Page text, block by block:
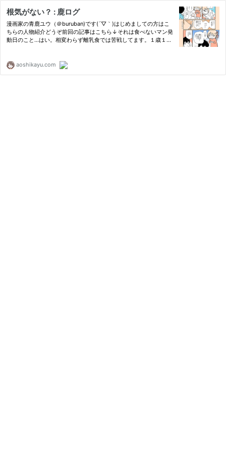
根気がない？ : 鹿ログ
漫画家の青鹿ユウ（＠buruban)です(´▽｀)はじめましての方はこ
ちらの人物紹介どうぞ前回の記事はこちら↓それは食べないマン発
動日のこと…はい。相変わらず離乳食では苦戦してます。１歳１ヶ
aoshikayu.com